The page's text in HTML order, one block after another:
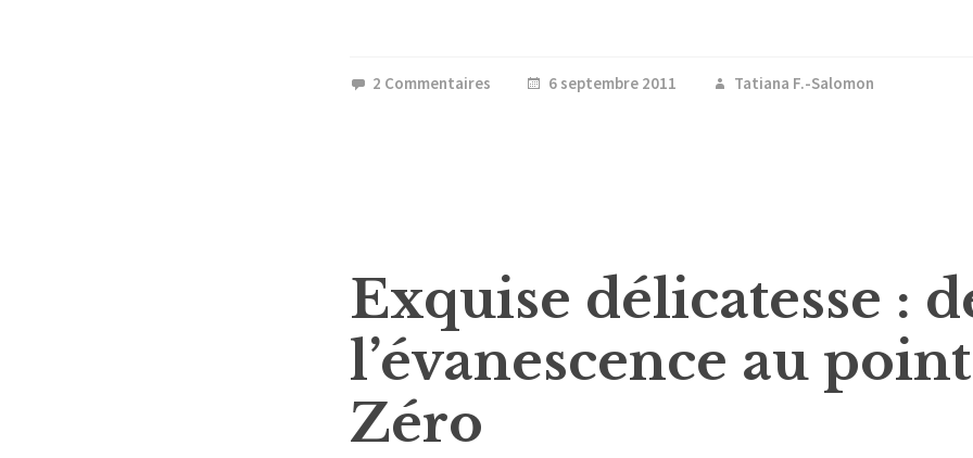
2 Commentaires 6 septembre 2011 Tatiana F.-Salomon
Exquise délicatesse :
l’évanescence au point
Zéro